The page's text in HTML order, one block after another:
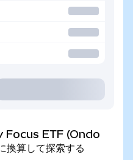
ETF (Ondo
算して探索する